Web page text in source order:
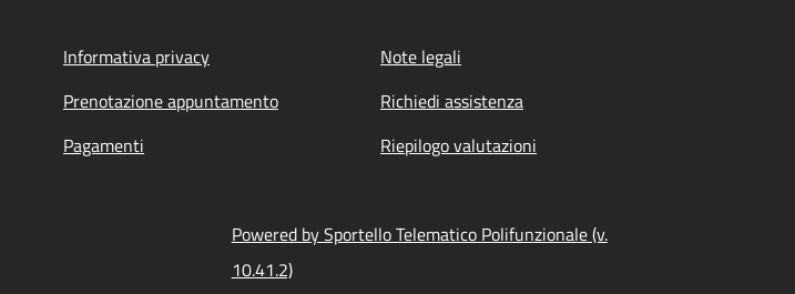
Informativa privacy
Note legali
Prenotazione appuntamento
Richiedi assistenza
Pagamenti
Riepilogo valutazioni
Powered by Sportello Telematico Polifunzionale (v.
10.41.2)